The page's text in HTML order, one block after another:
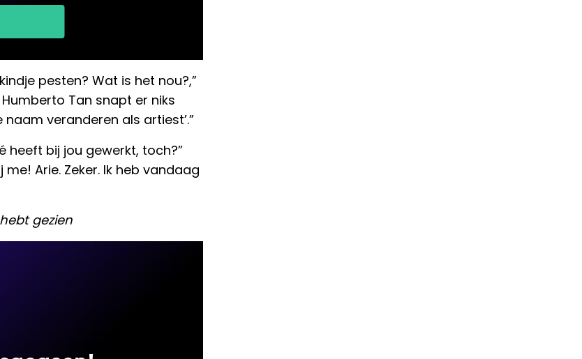
pesten? Wat is het nou?,”
Tan snapt er niks
veranderen als artiest’.”
heeft bij jou gewerkt, toch?”
Arie. Zeker. Ik heb vandaag
gezien